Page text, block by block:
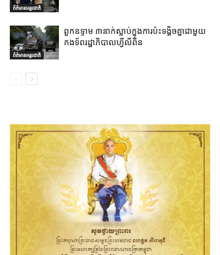
ព័ត៌មានអន្តរជាតិ
ព័ត៌មានអន្តរជាតិ
ពួកឧទ្ទាម ៣នាក់ស្លាប់ក្នុងការប៉ះទង្គិចគ្នាជាមួយ
កងទ័ពរដ្ឋាភិបាលហ្វីលីពីន